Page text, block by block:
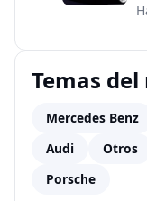
Temas
Mercedes Benz
Audi
Otros
Porsche